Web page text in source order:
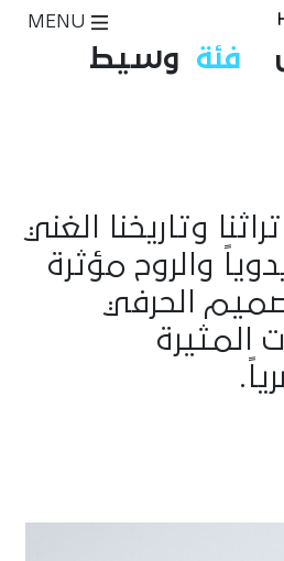
فئة وسيط
وتاريخنا الغني
والروح مؤثرة
الحرفي
المثيرة